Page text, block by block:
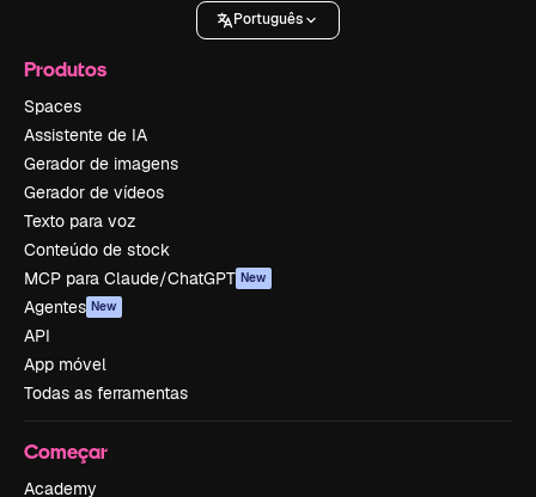
Português
Produtos
Spaces
Assistente de IA
Gerador de imagens
Gerador de vídeos
Texto para voz
Conteúdo de stock
MCP para Claude/ChatGPT New
Agentes New
API
App móvel
Todas as ferramentas
Começar
Academy